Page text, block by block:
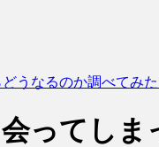
うなるのか調べてみた
ってし